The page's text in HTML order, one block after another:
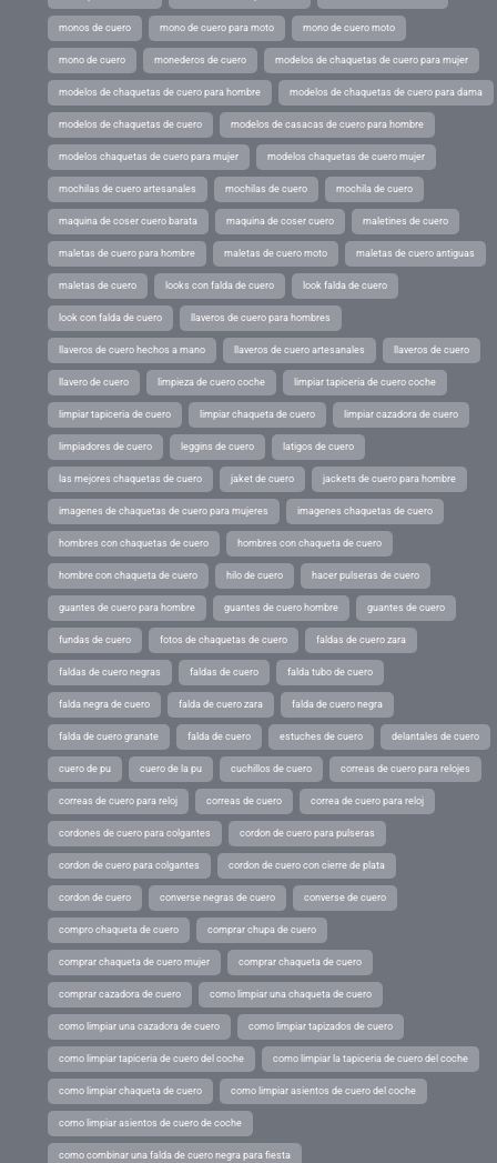
monos de cuero mono de cuero para moto mono de cuero moto
mono de cuero monederos de cuero modelos de chaquetas de cuero para mujer
modelos de chaquetas de cuero para hombre modelos de chaquetas de cuero para dama
modelos de chaquetas de cuero modelos de casacas de cuero para hombre
modelos chaquetas de cuero para mujer modelos chaquetas de cuero mujer
mochilas de cuero artesanales mochilas de cuero mochila de cuero
maquina de coser cuero barata maquina de coser cuero maletines de cuero
maletas de cuero para hombre maletas de cuero moto maletas de cuero antiguas
maletas de cuero looks con falda de cuero look falda de cuero
look con falda de cuero llaveros de cuero para hombres
llaveros de cuero hechos a mano llaveros de cuero artesanales llaveros de cuero
llavero de cuero limpieza de cuero coche limpiar tapiceria de cuero coche
limpiar tapiceria de cuero limpiar chaqueta de cuero limpiar cazadora de cuero
limpiadores de cuero leggins de cuero latigos de cuero
las mejores chaquetas de cuero jaket de cuero jackets de cuero para hombre
imagenes de chaquetas de cuero para mujeres imagenes chaquetas de cuero
hombres con chaquetas de cuero hombres con chaqueta de cuero
hombre con chaqueta de cuero hilo de cuero hacer pulseras de cuero
guantes de cuero para hombre guantes de cuero hombre guantes de cuero
fundas de cuero fotos de chaquetas de cuero faldas de cuero zara
faldas de cuero negras faldas de cuero falda tubo de cuero
falda negra de cuero falda de cuero zara falda de cuero negra
falda de cuero granate falda de cuero estuches de cuero delantales de cuero
cuero de pu cuero de la pu cuchillos de cuero correas de cuero para relojes
correas de cuero para reloj correas de cuero correa de cuero para reloj
cordones de cuero para colgantes cordon de cuero para pulseras
cordon de cuero para colgantes cordon de cuero con cierre de plata
cordon de cuero converse negras de cuero converse de cuero
compro chaqueta de cuero comprar chupa de cuero
comprar chaqueta de cuero mujer comprar chaqueta de cuero
comprar cazadora de cuero como limpiar una chaqueta de cuero
como limpiar una cazadora de cuero como limpiar tapizados de cuero
como limpiar tapiceria de cuero del coche como limpiar la tapiceria de cuero del coche
como limpiar chaqueta de cuero como limpiar asientos de cuero del coche
como limpiar asientos de cuero de coche
como combinar una falda de cuero negra para fiesta